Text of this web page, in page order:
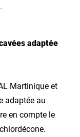
adaptée
Martinique et
adaptée au
en compte le